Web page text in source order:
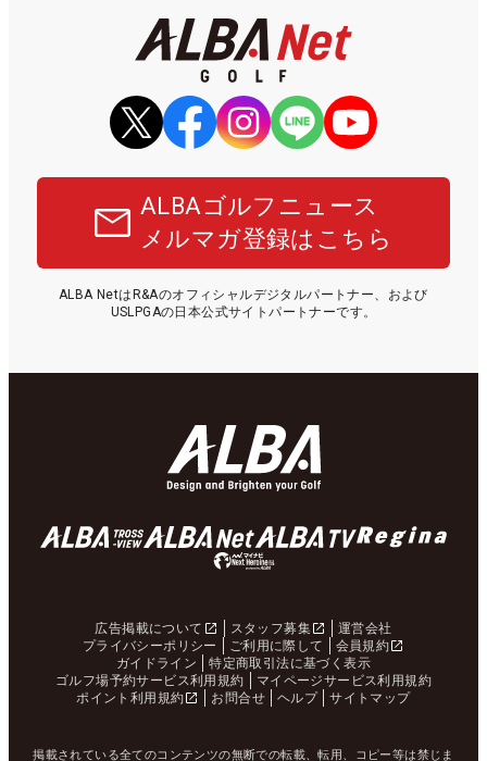
ALBAゴルフニュース
メルマガ登録はこちら
ALBA NetはR&Aのオフィシャルデジタルパートナー、および
USLPGAの日本公式サイトパートナーです。
広告掲載について スタッフ募集
運営会社
プライバシーポリシー
ご利用に際して
会員規約
ガイドライン
特定商取引法に基づく表示
ゴルフ場予約サービス利用規約
マイページサービス利用規約
ポイント利用規約
お問合せ ヘルプ サイトマップ
掲載されている全てのコンテンツの無断での転載、転用、コピー等は禁じま